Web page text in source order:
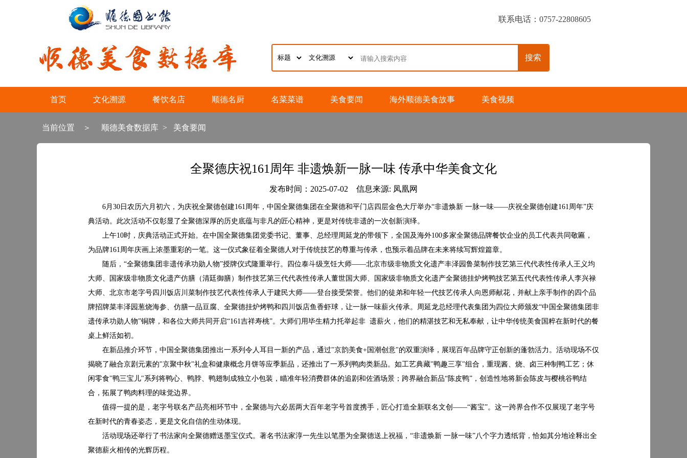
联系电话：0757-22808605
搜索
首页 文化溯源 餐饮名店 顺德名厨 名菜菜谱 美食要闻 海外顺德美食故事 美食视频
当前位置 ＞ 顺德美食数据库 > 美食要闻
全聚德庆祝161周年 非遗焕新一脉一味 传承中华美食文化
发布时间：2025-07-02 信息来源: 凤凰网
6月30日农历六月初六，为庆祝全聚德创建161周年，中国全聚德集团在全聚德和平门店四层金色大厅举办“非遗焕新 一脉一味——庆祝全聚德创建161周年”庆
典活动。此次活动不仅彰显了全聚德深厚的历史底蕴与非凡的匠心精神，更是对传统非遗的一次创新演绎。
上午10时，庆典活动正式开始。在中国全聚德集团党委书记、董事、总经理周延龙的带领下，全国及海外100多家全聚德品牌餐饮企业的员工代表共同敬匾，
为品牌161周年庆画上浓墨重彩的一笔。这一仪式象征着全聚德人对于传统技艺的尊重与传承，也预示着品牌在未来将续写辉煌篇章。
随后，“全聚德集团非遗传承功勋人物”授牌仪式隆重举行。四位泰斗级烹饪大师——北京市级非物质文化遗产丰泽园鲁菜制作技艺第三代代表性传承人王义均
大师、国家级非物质文化遗产仿膳（清廷御膳）制作技艺第三代代表性传承人董世国大师、国家级非物质文化遗产全聚德挂炉烤鸭技艺第五代代表性传承人李兴禄
大师、北京市老字号四川饭店川菜制作技艺代表性传承人于建民大师——登台接受荣誉。他们的徒弟和年轻一代技艺传承人向恩师献花，并献上亲手制作的四个品
牌招牌菜丰泽园葱烧海参、仿膳一品豆腐、全聚德挂炉烤鸭和四川饭店鱼香虾球，让一脉一味薪火传承。周延龙总经理代表集团为四位大师颁发“中国全聚德集团非
遗传承功勋人物”铜牌，和各位大师共同开启“161吉祥寿桃”。大师们用毕生精力托举起非 遗薪火，他们的精湛技艺和无私奉献，让中华传统美食国粹在新时代的餐
桌上鲜活如初。
在新品推介环节，中国全聚德集团推出一系列令人耳目一新的产品，通过"京韵美食+国潮创意"的双重演绎，展现百年品牌守正创新的蓬勃活力。活动现场不仅
揭晓了融合京剧元素的"京聚中秋"礼盒和健康概念月饼等应季新品，还推出了一系列鸭肉类新品。如工艺典藏"鸭趣三享"组合，重现酱、烧、卤三种制鸭工艺；休
闲零食"鸭三宝儿"系列将鸭心、鸭脖、鸭翅制成独立小包装，瞄准年轻消费群体的追剧和佐酒场景；跨界融合新品“陈皮鸭”，创造性地将新会陈皮与樱桃谷鸭结
合，拓展了鸭肉料理的味觉边界。
值得一提的是，老字号联名产品亮相环节中，全聚德与六必居两大百年老字号首度携手，匠心打造全新联名文创——“酱宝”。这一跨界合作不仅展现了老字号
在新时代的青春姿态，更是文化自信的生动体现。
活动现场还举行了书法家向全聚德赠送墨宝仪式。著名书法家淳一先生以笔墨为全聚德送上祝福，“非遗焕新 一脉一味”八个字力透纸背，恰如其分地诠释出全
聚德薪火相传的光辉历程。